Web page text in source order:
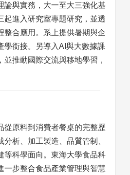
論與實務，大一至大三強化基
起進入研究室專題研究，並透
整合應用。系上提供暑期與企
學銜接。另導入AI與大數據課
並推動國際交流與移地學習，
從原料到消費者餐桌的完整歷
析、加工製造、品質管制、
等科學面向。東海大學食品科
一步整合食品產業管理與智慧